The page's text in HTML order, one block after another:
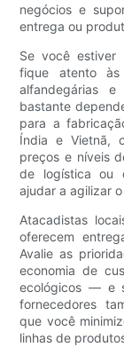
negócios e
entrega ou
Se você estiver
fique atento às
alfandegárias
bastante
para a
Índia e Vietnã,
preços e níveis
de logística ou
ajudar a agilizar
Atacadistas
oferecem
Avalie as
economia de
ecológicos — e
fornecedores
que você
linhas de